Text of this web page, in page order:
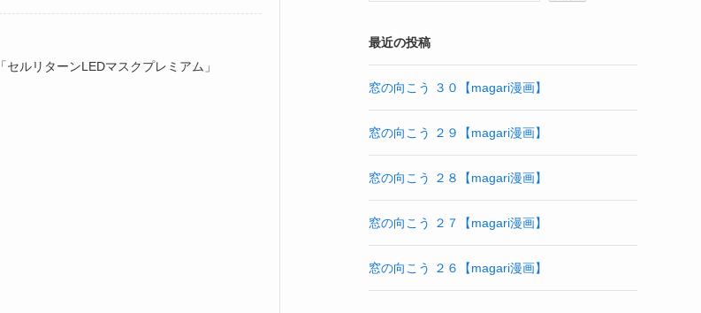
ルリターンLEDマスクプレミアム」
最近の投稿
窓の向こう ３０【magari漫画】
窓の向こう ２９【magari漫画】
窓の向こう ２８【magari漫画】
窓の向こう ２７【magari漫画】
窓の向こう ２６【magari漫画】